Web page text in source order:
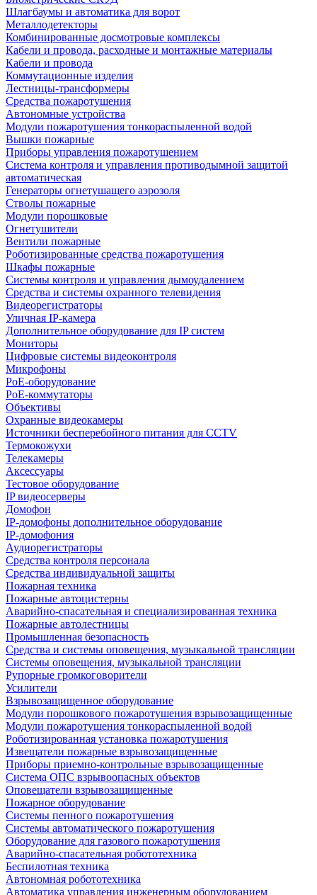
Шлагбаумы и автоматика для ворот
Металлодетекторы
Комбинированные досмотровые комплексы
Кабели и провода, расходные и монтажные материалы
Кабели и провода
Коммутационные изделия
Лестницы-трансформеры
Средства пожаротушения
Автономные устройства
Модули пожаротушения тонкораспыленной водой
Вышки пожарные
Приборы управления пожаротушением
Система контроля и управления противодымной защитой
автоматическая
Генераторы огнетушащего аэрозоля
Стволы пожарные
Модули порошковые
Огнетушители
Вентили пожарные
Роботизированные средства пожаротушения
Шкафы пожарные
Системы контроля и управления дымоудалением
Средства и системы охранного телевидения
Видеорегистраторы
Уличная IP-камера
Дополнительное оборудование для IP систем
Мониторы
Цифровые системы видеоконтроля
Микрофоны
PoE-оборудование
PoE-коммутаторы
Объективы
Охранные видеокамеры
Источники бесперебойного питания для CCTV
Термокожухи
Телекамеры
Аксессуары
Тестовое оборудование
IP видеосерверы
Домофон
IP-домофоны дополнительное оборудование
IP-домофония
Аудиорегистраторы
Средства контроля персонала
Средства индивидуальной защиты
Пожарная техника
Пожарные автоцистерны
Аварийно-спасательная и специализированная техника
Пожарные автолестницы
Промышленная безопасность
Средства и системы оповещения, музыкальной трансляции
Системы оповещения, музыкальной трансляции
Рупорные громкоговорители
Усилители
Взрывозащищенное оборудование
Модули порошкового пожаротушения взрывозащищенные
Модули пожаротушения тонкораспыленной водой
Роботизированная установка пожаротушения
Извещатели пожарные взрывозащищенные
Приборы приемно-контрольные взрывозащищенные
Система ОПС взрывоопасных объектов
Оповещатели взрывозащищенные
Пожарное оборудование
Системы пенного пожаротушения
Системы автоматического пожаротушения
Оборудование для газового пожаротушения
Аварийно-спасательная робототехника
Беспилотная техника
Автономная робототехника
Автоматика управления инженерным оборудованием